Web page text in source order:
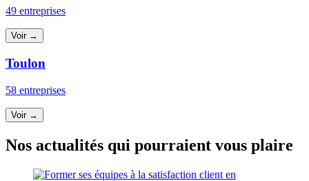
49 entreprises
Voir →
Toulon
58 entreprises
Voir →
Nos actualités qui pourraient vous plaire